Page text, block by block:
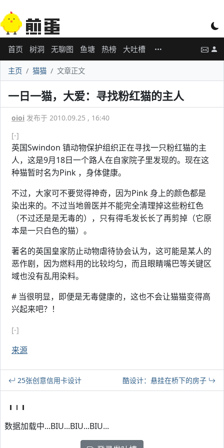
首页 树洞 无聊图 鱼塘 热榜 大吐槽
主页 猫猫 文章正文
一日一猫，大爱：寻找粉红猫的主人
oioi 发布于 2010.09.25 , 16:40
[-]
英国Swindon 镇动物保护组织正在寻找一只粉红猫的主
人，这是9月18日一个路人在自家院子里发现的。现在这
种猫暂时名为Pink ，身体健康。
不过，大家可不要觉得神奇，因为Pink 身上的颜色都是
染出来的。不过当地兽医并不能完全清理掉这些粉红色
（不过还是是无毒的），只有得毛发长长了再剪掉（它原
本是一只白色的猫）。
著名的英国皇家防止动物虐待协会认为，这可能是某人的
恶作剧，因为燃料用的比较均匀，而且眼睛嘴巴等关键区
域也没有乱用染料。
# 当很明显，即便是无毒健康的，这也不会让猫猫变得高
兴起来吧？！
[-]
来源
25张创意信用卡设计 酷设计：悬挂在桥下的房子
数据加载中...BIU...BIU...BIU...